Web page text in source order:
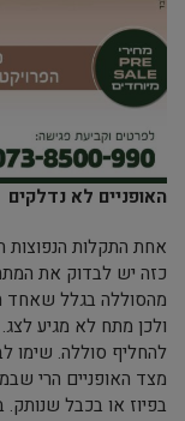
האופניים לא נדלקים
אחת התקלות הנפוצות
כזה יש לבדוק את
מהסוללה בגלל שאחד
ולכן מתח לא מגיע
להחליף סוללה. שימו
מצד האופניים הרי
בפיוז או בכבל